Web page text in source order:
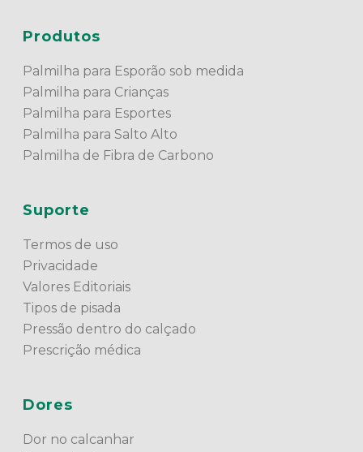
Produtos
Palmilha para Esporão sob medida
Palmilha para Crianças
Palmilha para Esportes
Palmilha para Salto Alto
Palmilha de Fibra de Carbono
Suporte
Termos de uso
Privacidade
Valores Editoriais
Tipos de pisada
Pressão dentro do calçado
Prescrição médica
Dores
Dor no calcanhar